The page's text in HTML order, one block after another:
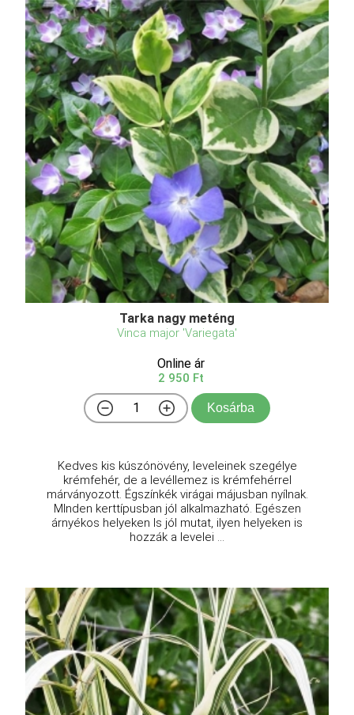
Tarka nagy meténg
Vinca major 'Variegata'
Online ár
2 950 Ft
Kosárba
Kedves kis kúszónövény, leveleinek szegélye
krémfehér, de a levéllemez is krémfehérrel
márványozott. Égszínkék virágai májusban nyílnak.
MInden kerttípusban jól alkalmazható. Egészen
árnyékos helyeken ls jól mutat, ilyen helyeken is
hozzák a levelei ...